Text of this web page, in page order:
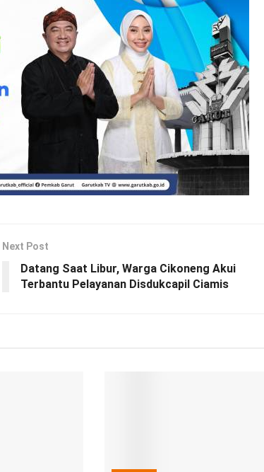
Next Post
Datang Saat Libur, Warga Cikoneng Akui
Terbantu Pelayanan Disdukcapil Ciamis